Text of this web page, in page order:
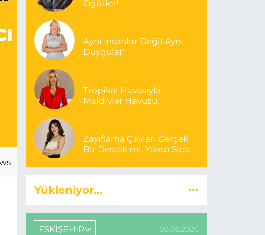
Öğütler!
Aynı İnsanlar Değil Aynı
Duygular!
Tropikal Havasıyla
Maldivler Havuzu
Zayıflama Çayları Gerçek
Bir Destek mi, Yoksa Sıcak
Yükleniyor...
ESKİŞEHİR 09.08.2026